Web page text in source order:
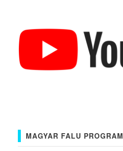
MAGYAR FALU PROGRAM